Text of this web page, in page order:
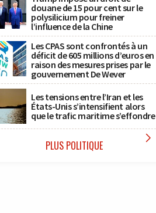
douane de 15 pour cent sur le
polysilicium pour freiner
l’influence de la Chine
Les CPAS sont confrontés à un
déficit de 605 millions d’euros en
raison des mesures prises par le
gouvernement De Wever
Les tensions entre l’Iran et les
États-Unis s’intensifient alors
que le trafic maritime s’effondre
PLUS POLITIQUE 